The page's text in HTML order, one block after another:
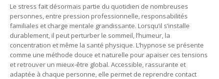
Le stress fait désormais partie du quotidien de nombreuses
personnes, entre pression professionnelle, responsabilités
familiales et charge mentale grandissante. Lorsqu’il s’installe
durablement, il peut perturber le sommeil, l’humeur, la
concentration et même la santé physique. L’hypnose se présente
comme une méthode douce et naturelle pour apaiser ces tensions
et retrouver un mieux-être global. Accessible, rassurante et
adaptée à chaque personne, elle permet de reprendre contact